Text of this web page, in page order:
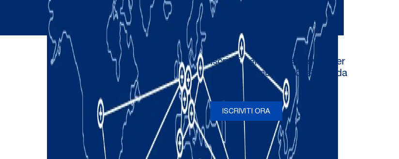
Iscriviti per ricevere newsletter
e aggiornamenti occasionali da
ISCRIVITI ORA